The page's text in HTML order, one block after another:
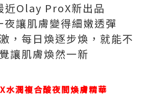
近Olay ProX新出品
夜讓肌膚變得細嫩透彈
，每日煥逐步煥，就能不
讓肌膚煥然一新
潤複合酸夜間煥膚精華